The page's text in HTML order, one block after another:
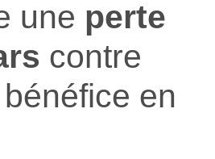
une perte
contre
en